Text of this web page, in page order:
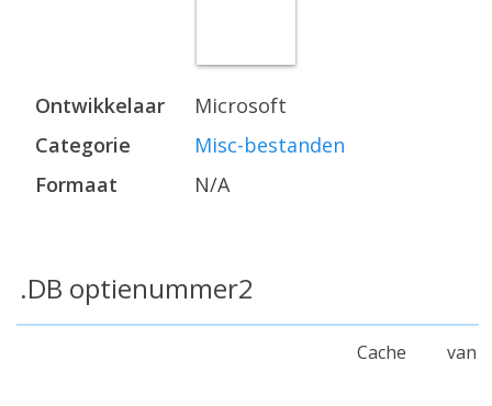
Ontwikkelaar
Microsoft
Categorie
Misc-bestanden
Formaat
N/A
.DB optienummer2
Cache van